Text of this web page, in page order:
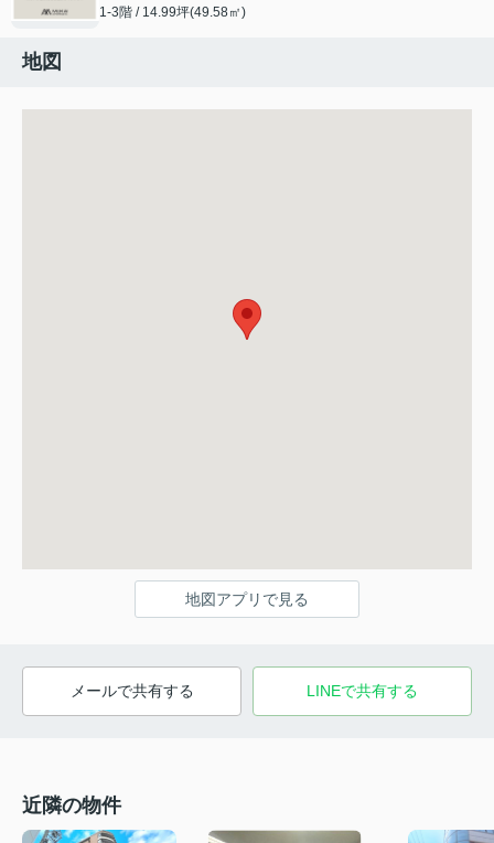
1-3階 / 14.99坪(49.58㎡)
地図
地図アプリで見る
メールで共有する LINEで共有する
近隣の物件